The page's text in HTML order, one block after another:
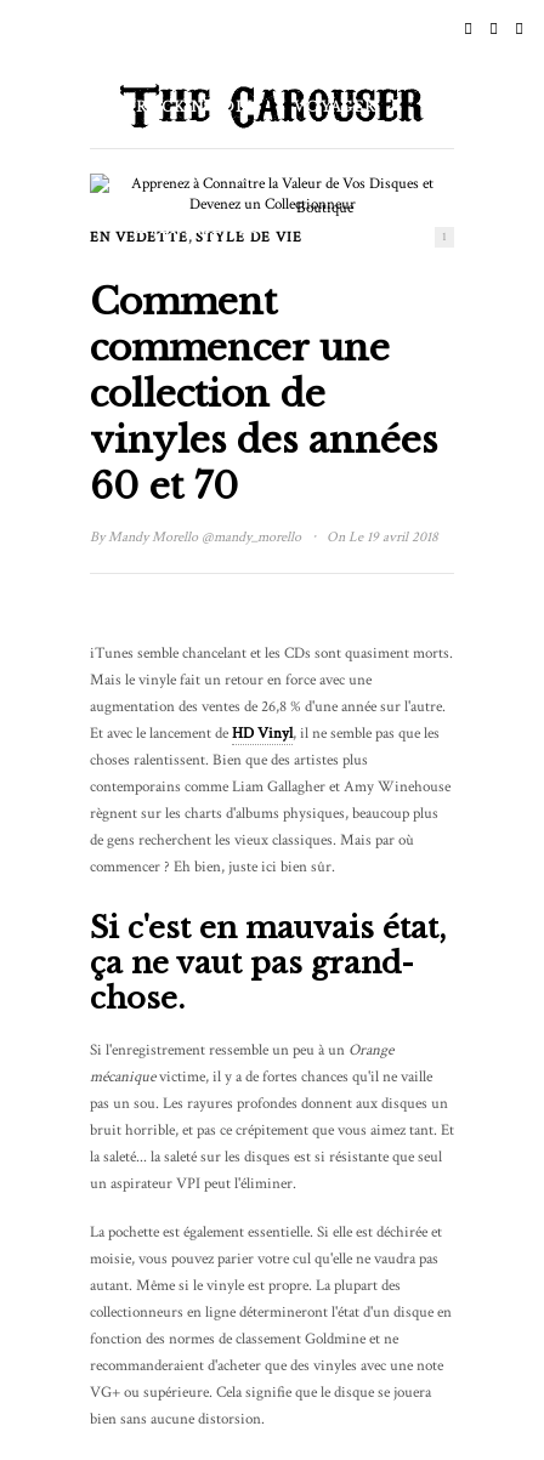
ROCK N ROLL VOYAGER
ÉVÉNEMENTS
Boutique
À PROPOS DE
EN VEDETTE, STYLE DE VIE 1
Comment
commencer une
collection de
vinyles des années
60 et 70
ByMandy Morello @mandy_morello · On Le 19 avril 2018
iTunes semble chancelant et les CDs sont quasiment morts.
Mais le vinyle fait un retour en force avec une
augmentation des ventes de 26,8 % d'une année sur l'autre.
Et avec le lancement deHD Vinyl, il ne semble pas que les
choses ralentissent. Bien que des artistes plus
contemporains comme Liam Gallagher et Amy Winehouse
règnent sur les charts d'albums physiques, beaucoup plus
de gens recherchent les vieux classiques. Mais par où
commencer ? Eh bien, juste ici bien sûr.
Si c'est en mauvais état,
ça ne vaut pas grand-
chose.
Si l'enregistrement ressemble un peu à un Orange
mécaniquevictime, il y a de fortes chances qu'il ne vaille
pas un sou. Les rayures profondes donnent aux disques un
bruit horrible, et pas ce crépitement que vous aimez tant. Et
la saleté... la saleté sur les disques est si résistante que seul
un aspirateur VPI peut l'éliminer.
La pochette est également essentielle. Si elle est déchirée et
moisie, vous pouvez parier votre cul qu'elle ne vaudra pas
autant. Même si le vinyle est propre. La plupart des
collectionneurs en ligne détermineront l'état d'un disque en
fonction des normes de classement Goldmine et ne
recommanderaient d'acheter que des vinyles avec une note
VG+ ou supérieure. Cela signifie que le disque se jouera
bien sans aucune distorsion.